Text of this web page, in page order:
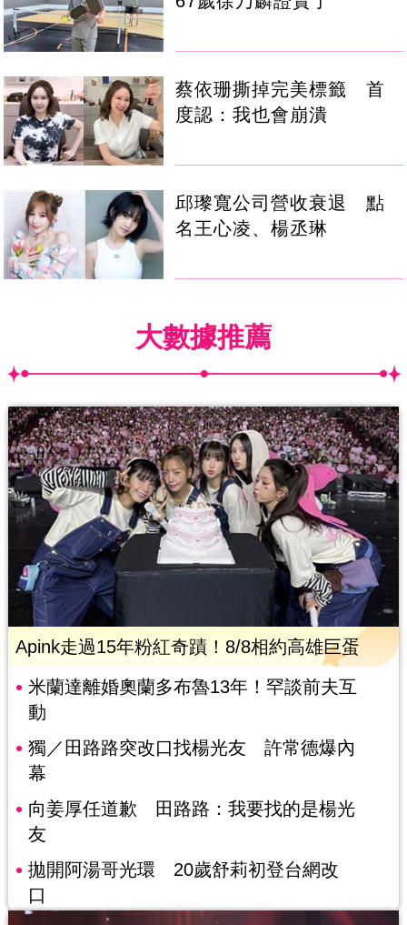
蔡依珊撕掉完美標籤 首
度認：我也會崩潰
邱瓈寬公司營收衰退 點
名王心凌、楊丞琳
大數據推薦
Apink走過15年粉紅奇蹟！8/8相約高雄巨蛋
米蘭達離婚奧蘭多布魯13年！罕談前夫互
動
獨／田路路突改口找楊光友 許常德爆內
幕
向姜厚任道歉 田路路：我要找的是楊光
友
拋開阿湯哥光環 20歲舒莉初登台網改
口